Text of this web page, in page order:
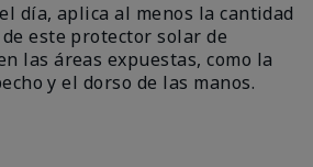
día, aplica al menos la cantidad
este protector solar de
las áreas expuestas, como la
y el dorso de las manos.